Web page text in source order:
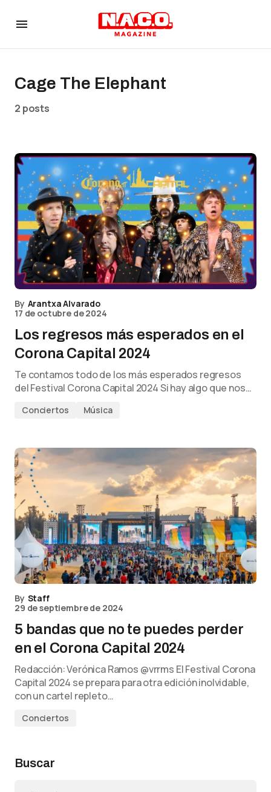
Cage The Elephant
2 posts
By Arantxa Alvarado
17 de octubre de 2024
Los regresos más esperados en el
Corona Capital 2024
Te contamos todo de los más esperados regresos
del Festival Corona Capital 2024 Si hay algo que nos…
Conciertos Música
By Staff
29 de septiembre de 2024
5 bandas que no te puedes perder
en el Corona Capital 2024
Redacción: Verónica Ramos @vrrms El Festival Corona
Capital 2024 se prepara para otra edición inolvidable,
con un cartel repleto…
Conciertos
Buscar